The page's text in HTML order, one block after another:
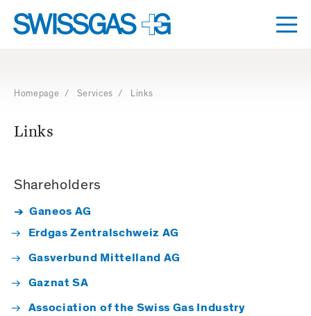
keysHomepage / Services / Links
Links
Shareholders
→ Ganeos AG
Erdgas Zentralschweiz AG
Gasverbund Mittelland AG
Gaznat SA
Association of the Swiss Gas Industry